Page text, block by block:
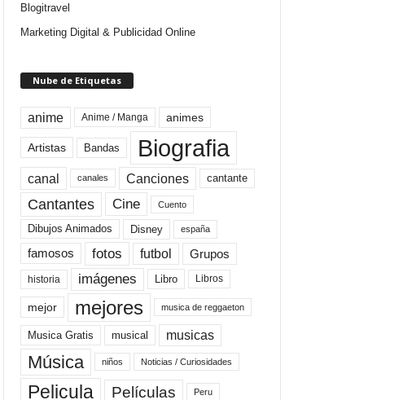
Blogitravel
Marketing Digital & Publicidad Online
Nube de Etiquetas
anime Anime / Manga animes
Artistas Bandas Biografia
canal canales Canciones cantante
Cantantes Cine Cuento
Dibujos Animados Disney españa
famosos fotos futbol Grupos
historia imágenes Libro Libros
mejor mejores musica de reggaeton
Musica Gratis musical musicas
Música niños Noticias / Curiosidades
Pelicula Películas Peru